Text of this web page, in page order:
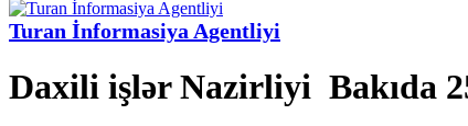
Turan İnformasiya Agentliyi
Daxili işlər Nazirliyi Bakıda